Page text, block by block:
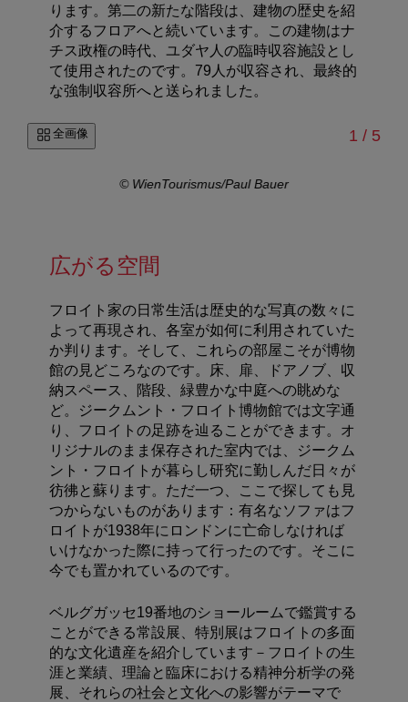
ります。第二の新たな階段は、建物の歴史を紹
介するフロアへと続いています。この建物はナ
チス政権の時代、ユダヤ人の臨時収容施設とし
て使用されたのです。79人が収容され、最終的
な強制収容所へと送られました。
全画像 1 // 5
© WienTourismus/Paul Bauer
広がる空間
フロイト家の日常生活は歴史的な写真の数々に
よって再現され、各室が如何に利用されていた
か判ります。そして、これらの部屋こそが博物
館の見どころなのです。床、扉、ドアノブ、収
納スペース、階段、緑豊かな中庭への眺めな
ど。ジークムント・フロイト博物館では文字通
り、フロイトの足跡を辿ることができます。オ
リジナルのまま保存された室内では、ジークム
ント・フロイトが暮らし研究に勤しんだ日々が
彷彿と蘇ります。ただ一つ、ここで探しても見
つからないものがあります：有名なソファはフ
ロイトが1938年にロンドンに亡命しなければ
いけなかった際に持って行ったのです。そこに
今でも置かれているのです。
ベルグガッセ19番地のショールームで鑑賞する
ことができる常設展、特別展はフロイトの多面
的な文化遺産を紹介しています－フロイトの生
涯と業績、理論と臨床における精神分析学の発
展、それらの社会と文化への影響がテーマで